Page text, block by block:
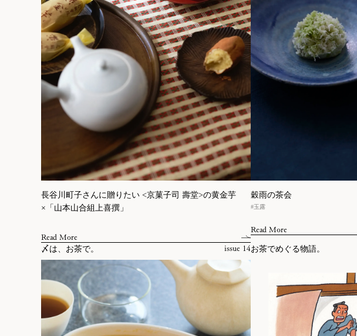
長谷川町子さんに贈りたい <京菓子司 壽堂>の黄金芋
×「山本山合組上喜撰」
Read More
穀雨の茶会
#玉露
Read More
〆は、お茶で。 issue 14お茶でめぐる物語。